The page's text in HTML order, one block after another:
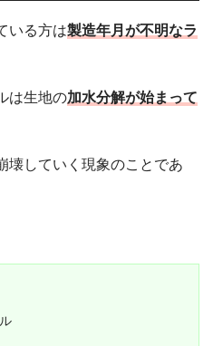
いる方は製造年月が不明なラ
は生地の加水分解が始まって
壊していく現象のことであ